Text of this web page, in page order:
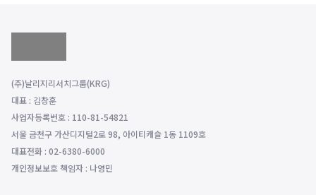
(주)날리지리서치그룹(KRG)
대표 : 김창훈
사업자등록번호 : 110-81-54821
서울 금천구 가산디지털2로 98, 아이티캐슬 1동 1109호
대표전화 : 02-6380-6000
개인정보보호 책임자 : 나영민